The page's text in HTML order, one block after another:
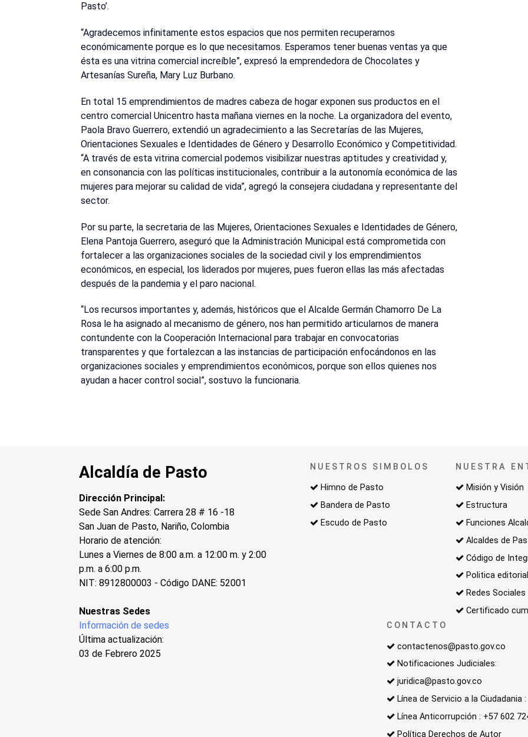
Pasto’.
“Agradecemos infinitamente estos espacios que nos permiten recuperarnos
económicamente porque es lo que necesitamos. Esperamos tener buenas ventas ya que
ésta es una vitrina comercial increíble”, expresó la emprendedora de Chocolates y
Artesanías Sureña, Mary Luz Burbano.
En total 15 emprendimientos de madres cabeza de hogar exponen sus productos en el
centro comercial Unicentro hasta mañana viernes en la noche. La organizadora del evento,
Paola Bravo Guerrero, extendió un agradecimiento a las Secretarías de las Mujeres,
Orientaciones Sexuales e Identidades de Género y Desarrollo Económico y Competitividad.
“A través de esta vitrina comercial podemos visibilizar nuestras aptitudes y creatividad y,
en consonancia con las políticas institucionales, contribuir a la autonomía económica de las
mujeres para mejorar su calidad de vida”, agregó la consejera ciudadana y representante del
sector.
Por su parte, la secretaria de las Mujeres, Orientaciones Sexuales e Identidades de Género,
Elena Pantoja Guerrero, aseguró que la Administración Municipal está comprometida con
fortalecer a las organizaciones sociales de la sociedad civil y los emprendimientos
económicos, en especial, los liderados por mujeres, pues fueron ellas las más afectadas
después de la pandemia y el paro nacional.
“Los recursos importantes y, además, históricos que el Alcalde Germán Chamorro De La
Rosa le ha asignado al mecanismo de género, nos han permitido articularnos de manera
contundente con la Cooperación Internacional para trabajar en convocatorias
transparentes y que fortalezcan a las instancias de participación enfocándonos en las
organizaciones sociales y emprendimientos económicos, porque son ellos quienes nos
ayudan a hacer control social”, sostuvo la funcionaria.
Alcaldía de Pasto
Dirección Principal:
Sede San Andres: Carrera 28 # 16 -18
San Juan de Pasto, Nariño, Colombia
Horario de atención:
Lunes a Viernes de 8:00 a.m. a 12:00 m. y 2:00
p.m. a 6:00 p.m.
NIT: 8912800003 - Código DANE: 52001
Nuestras Sedes
Información de sedes
Última actualización:
03 de Febrero 2025
NUESTROS SIMBOLOS
Himno de Pasto
Bandera de Pasto
Escudo de Pasto
NUESTRA
Misión y Visión
Estructura
Funciones
Alcaldes de
Código de
Politica editorial
Redes Sociales
Certificado
CONTACTO
contactenos@pasto.gov.co
Notificaciones Judiciales:
juridica@pasto.gov.co
Línea de Servicio a la Ciudadania
Línea Anticorrupción : +57 602
Política Derechos de Autor